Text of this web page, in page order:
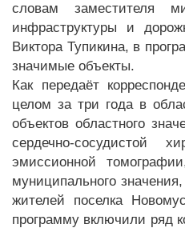
словам заместителя
инфраструктуры и
Виктора Тупикина, в
значимые объекты.
Как передаёт
целом за три года в
объектов областного
сердечно-сосудистой
эмиссионной
муниципального
жителей поселка
программу включили ряд